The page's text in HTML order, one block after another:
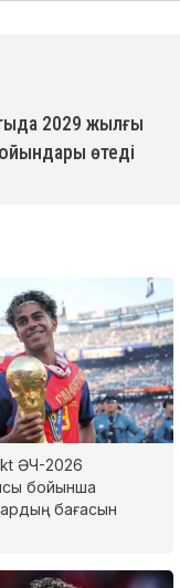
2029 жылғы
өтеді
ӘЧ-2026
бойынша
бағасын